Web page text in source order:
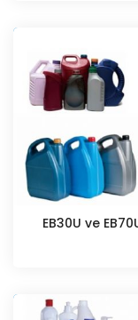
EB30U ve